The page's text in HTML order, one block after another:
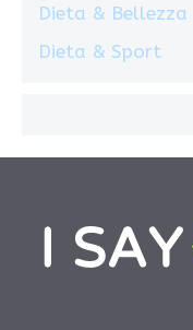
Dieta & Bellezza
Dieta & Sport